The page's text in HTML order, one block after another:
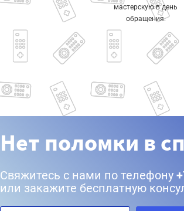
мастерскую в день
обращения.
Нет поломки в
Свяжитесь с нами по телефону
или закажите бесплатную